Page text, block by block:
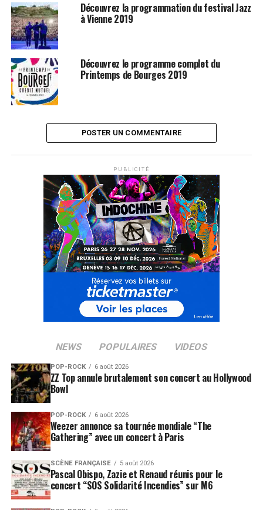
Découvrez la programmation du festival Jazz
à Vienne 2019
Découvrez le programme complet du
Printemps de Bourges 2019
POSTER UN COMMENTAIRE
PUBLICITÉ
NEWS POPULAIRES VIDEOS
POP-ROCK 6 août 2026
ZZ Top annule brutalement son concert au Hollywood
Bowl
POP-ROCK 6 août 2026
Weezer annonce sa tournée mondiale “The
Gathering” avec un concert à Paris
SCÈNE FRANÇAISE 5 août 2026
Pascal Obispo, Zazie et Renaud réunis pour le
concert “SOS Solidarité Incendies” sur M6